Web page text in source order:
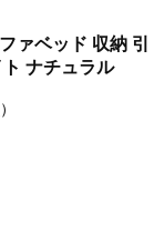
ァベッド 収納 引
ナチュラル
）